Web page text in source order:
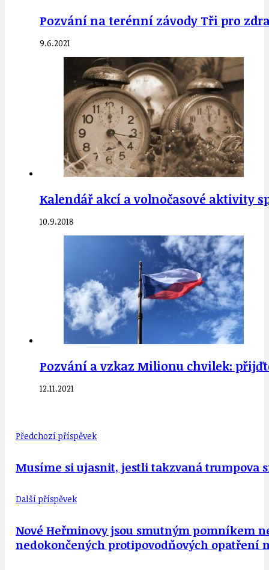
Pozvání na terénní závody Tři pro
9.6.2021
Kalendář akcí a volnočasové aktivity
10.9.2018
Pozvání a vzkaz Milionu chvilek:
12.11.2021
Předchozí příspěvek
Musíme si ujasnit, jestli takzvaná trumpova
Další příspěvek
Nové Heřminovy jsou smutným pomníkem
nedokončených protipovodňových opatření